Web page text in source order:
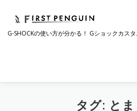
ッ
G-SHOCKの使い方が分かる！ Gショックカス
事業紹介 ワク
タグ: とま